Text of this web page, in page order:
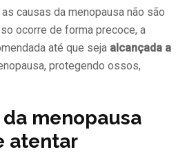
causas da menopausa não são
ocorre de forma precoce, a
até que seja alcançada a
protegendo ossos,
menopausa
atentar